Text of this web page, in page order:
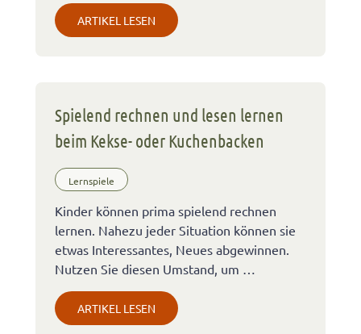
ARTIKEL LESEN
Spielend rechnen und lesen lernen
beim Kekse- oder Kuchenbacken
Lernspiele
Kinder können prima spielend rechnen
lernen. Nahezu jeder Situation können sie
etwas Interessantes, Neues abgewinnen.
Nutzen Sie diesen Umstand, um …
ARTIKEL LESEN